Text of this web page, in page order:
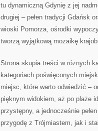
tu dynamiczną Gdynię z jej
drugiej – pełen tradycji Gdańsk
wioski Pomorza, ośrodki
tworzą wyjątkową mozaikę
Strona skupia treści w różnych
kategoriach poświęconych
miejsc, które warto odwiedzić –
pięknym widokiem, aż po plaże
przystępny, a jednocześnie
przygodę z Trójmiastem, jak i